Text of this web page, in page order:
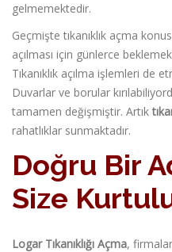
gelmemektedir.
Geçmişte tıkanıklık açma
açılması için günlerce
Tıkanıklık açılma işlemleri de
Duvarlar ve borular
tamamen değişmiştir. Artık
rahatlıklar sunmaktadır.
Doğru Bir
Size
Logar Tıkanıklığı Açma,